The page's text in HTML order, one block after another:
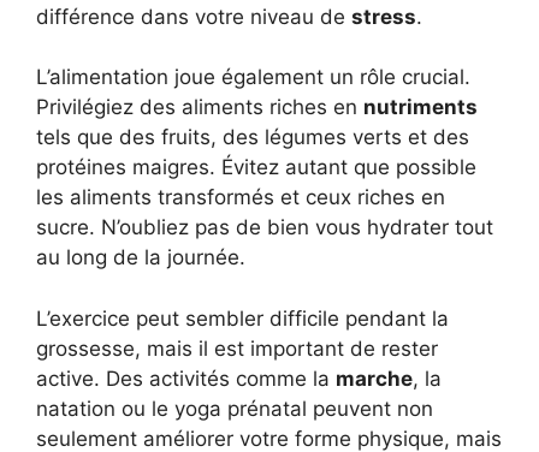
différence dans votre niveau de stress.
L’alimentation joue également un rôle crucial.
Privilégiez des aliments riches en nutriments
tels que des fruits, des légumes verts et des
protéines maigres. Évitez autant que possible
les aliments transformés et ceux riches en
sucre. N’oubliez pas de bien vous hydrater tout
au long de la journée.
L’exercice peut sembler difficile pendant la
grossesse, mais il est important de rester
active. Des activités comme la marche, la
natation ou le yoga prénatal peuvent non
seulement améliorer votre forme physique, mais